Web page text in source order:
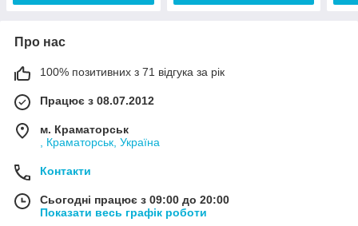
Про нас
100% позитивних з 71 відгука за рік
Працює з 08.07.2012
м. Краматорськ
, Краматорськ, Україна
Контакти
Сьогодні працює з 09:00 до 20:00
Показати весь графік роботи